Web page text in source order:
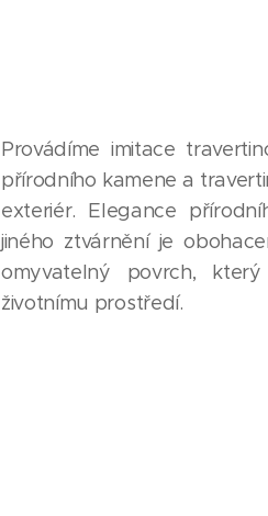
Provádíme imitace
přírodního kamene a
exteriér. Elegance
jiného ztvárnění je
omyvatelný povrch,
životnímu prostředí.